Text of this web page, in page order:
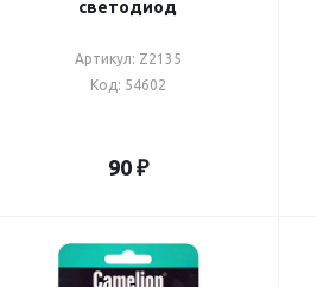
светодиод
Артикул: Z2135
Код: 54602
90₽